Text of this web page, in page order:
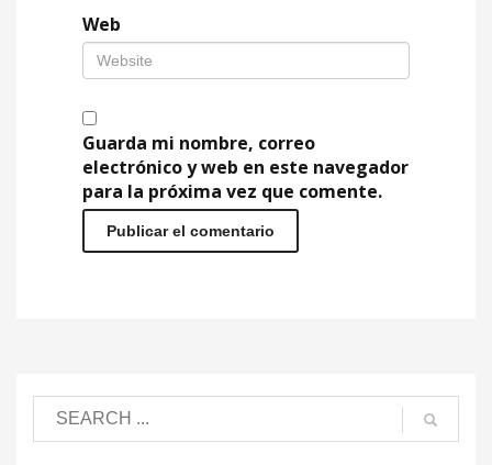
Web
Guarda mi nombre, correo
electrónico y web en este navegador
para la próxima vez que comente.